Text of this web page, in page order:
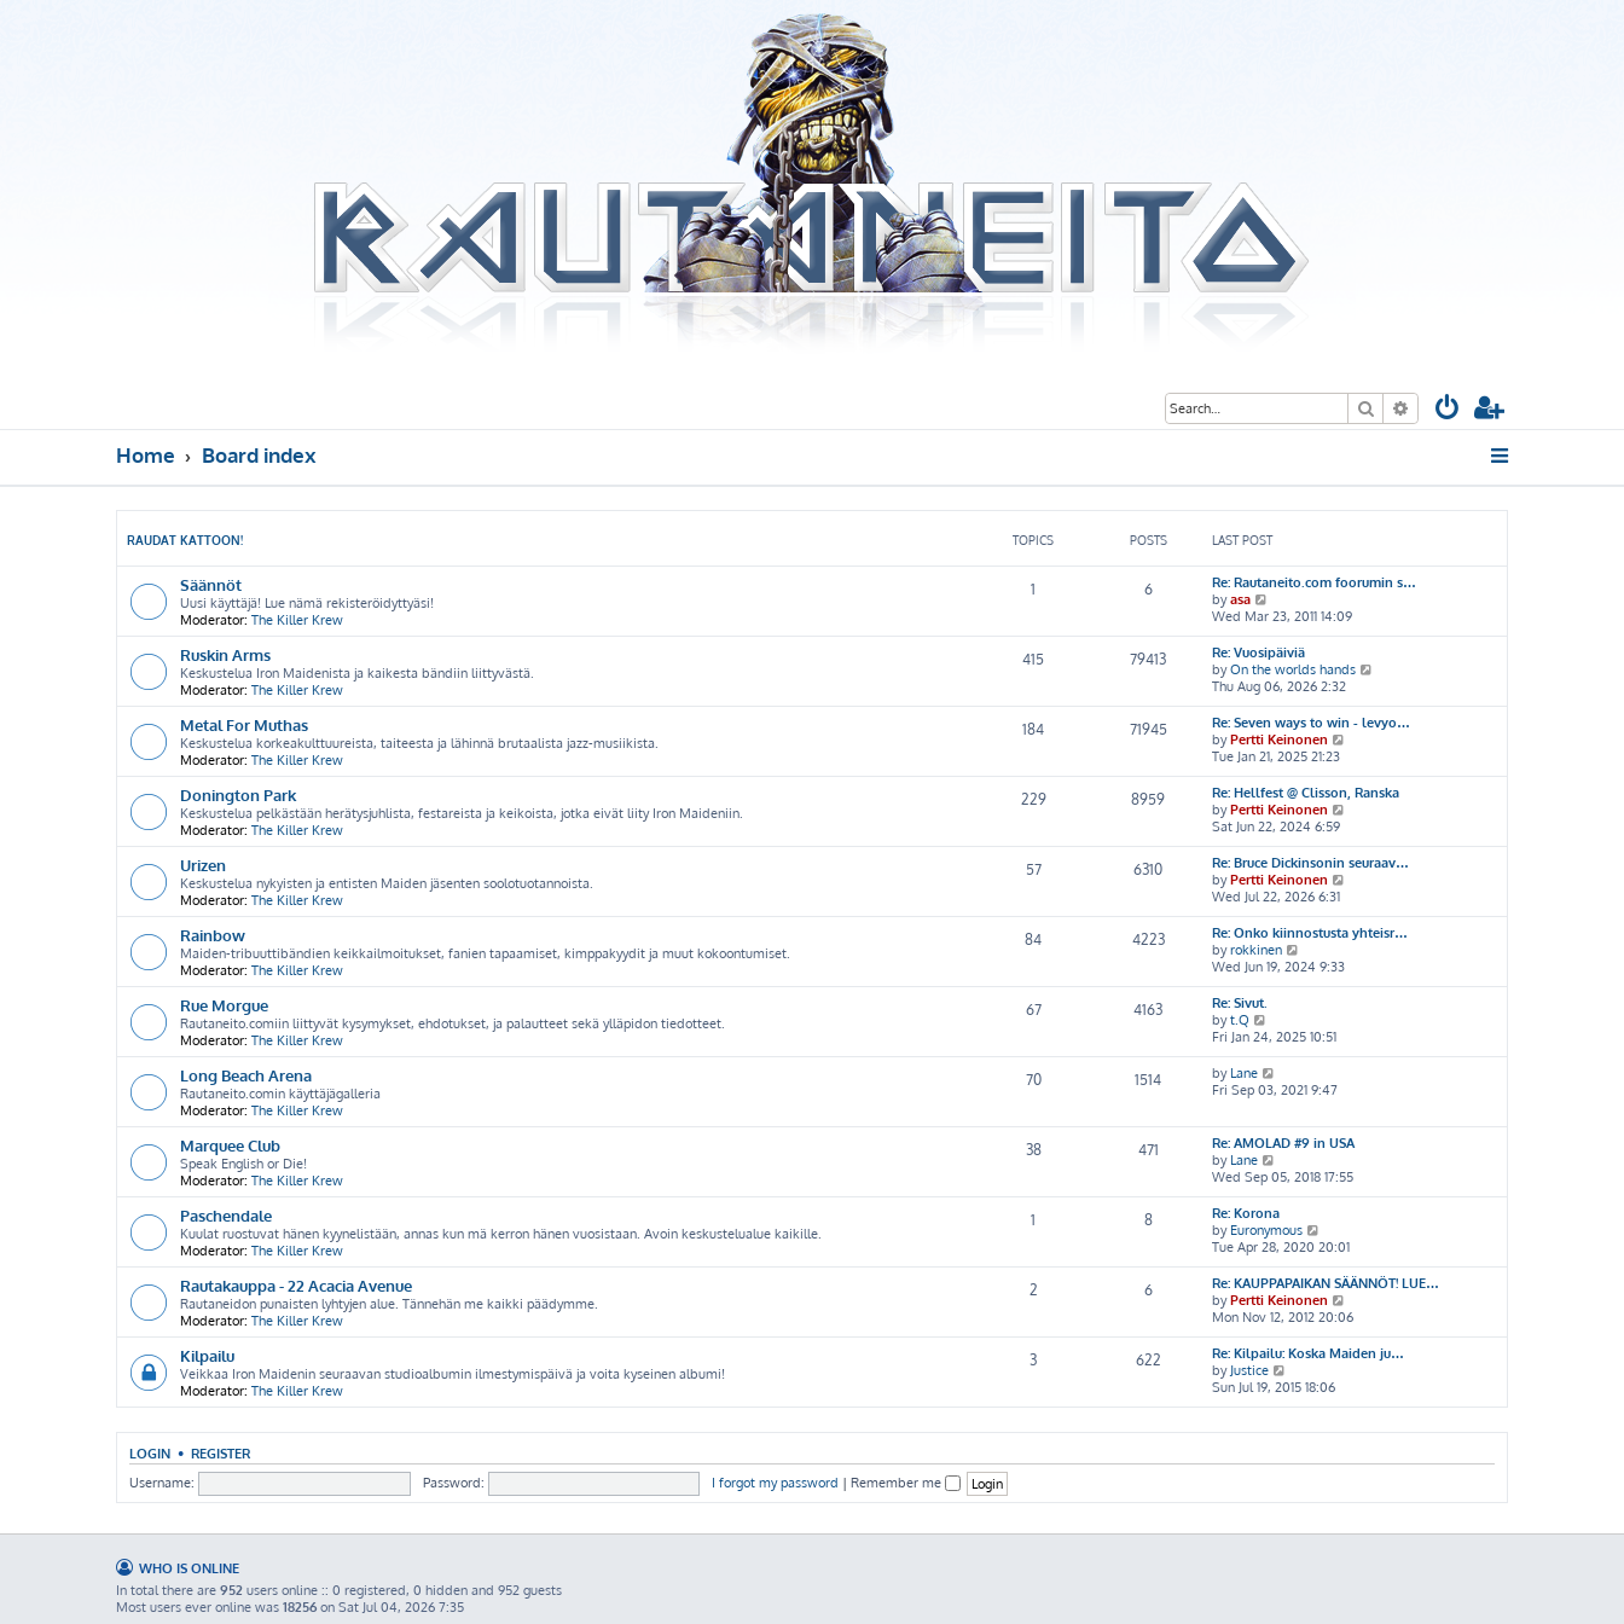
Search Advanced search
Home Board index
RAUDAT KATTOON! TOPICS POSTS LAST POST
Säännöt
Uusi käyttäjä! Lue nämä rekisteröidyttyäsi!
Moderator: The Killer Krew
1 6
Re: Rautaneito.com foorumin s…
byasa
i
e
w
t
h
l
a
t
e
t
p
o
s
t
Wed Mar 23, 2011 14:09
Ruskin Arms
Keskustelua Iron Maidenista ja kaikesta bändiin liittyvästä.
Moderator: The Killer Krew
415 79413
Re: Vuosipäiviä
byOn the worlds hands
e
w
l
t
s
t
Thu Aug 06, 2026 2:32
Metal For Muthas
Keskustelua korkeakulttuureista, taiteesta ja lähinnä brutaalista jazz-musiikista.
Moderator: The Killer Krew
184 71945
Re: Seven ways to win - levyo…
byPertti Keinonen
e
w
t
s
Tue Jan 21, 2025 21:23
Donington Park
Keskustelua pelkästään herätysjuhlista, festareista ja keikoista, jotka eivät liity Iron Maideniin.
Moderator: The Killer Krew
229 8959
Re: Hellfest @ Clisson, Ranska
byPertti Keinonen
e
w
l
a
s
Sat Jun 22, 2024 6:59
Urizen
Keskustelua nykyisten ja entisten Maiden jäsenten soolotuotannoista.
Moderator: The Killer Krew
57 6310
Re: Bruce Dickinsonin seuraav…
byPertti Keinonen
e
w
s
t
Wed Jul 22, 2026 6:31
Rainbow
Maiden-tribuuttibändien keikkailmoitukset, fanien tapaamiset, kimppakyydit ja muut kokoontumiset.
Moderator: The Killer Krew
84 4223
Re: Onko kiinnostusta yhteisr…
byrokkinen
i
e
h
a
s
t
p
o
s
Wed Jun 19, 2024 9:33
Rue Morgue
Rautaneito.comiin liittyvät kysymykset, ehdotukset, ja palautteet sekä ylläpidon tiedotteet.
Moderator: The Killer Krew
67 4163
Re: Sivut.
byt.Q
i
e
w
t
l
a
t
t
p
o
s
t
Fri Jan 24, 2025 10:51
Long Beach Arena
Rautaneito.comin käyttäjägalleria
Moderator: The Killer Krew
70 1514 by Lane
i
w
t
e
a
t
e
s
t
p
o
s
t
Fri Sep 03, 2021 9:47
Marquee Club
Speak English or Die!
Moderator: The Killer Krew
38 471
Re: AMOLAD #9 in USA
by Lane
i
e
w
t
h
l
a
t
e
t
p
o
s
t
Wed Sep 05, 2018 17:55
Paschendale
Kuulat ruostuvat hänen kyynelistään, annas kun mä kerron hänen vuosistaan. Avoin keskustelualue kaikille.
Moderator: The Killer Krew
1 8
Re: Korona
by Euronymous
i
e
w
t
h
l
t
t
o
t
Tue Apr 28, 2020 20:01
Rautakauppa - 22 Acacia Avenue
Rautaneidon punaisten lyhtyjen alue. Tännehän me kaikki päädymme.
Moderator: The Killer Krew
2 6
Re: KAUPPAPAIKAN SÄÄNNÖT! LUE…
byPertti Keinonen
i
e
w
a
e
t
o
Mon Nov 12, 2012 20:06
Kilpailu
Veikkaa Iron Maidenin seuraavan studioalbumin ilmestymispäivä ja voita kyseinen albumi!
Moderator: The Killer Krew
3 622
Re: Kilpailu: Koska Maiden ju…
by Justice
i
e
t
a
e
Sun Jul 19, 2015 18:06
LOGIN • REGISTER
Username: Password: I forgot my password | Remember me
WHO IS ONLINE
In total there are 952 users online :: 0 registered, 0 hidden and 952 guests
Most users ever online was 18256 on Sat Jul 04, 2026 7:35